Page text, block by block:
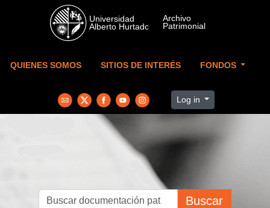
Skip to main content
QUIENES SOMOS SITIOS DE INTERÉS FONDOS
Log in
Buscar